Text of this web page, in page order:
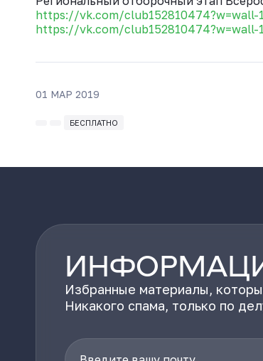
https://vk.com/club152810474?w=wall-
https://vk.com/club152810474?w=wall-
01 МАР 2019
БЕСПЛАТНО
Избранные материалы,
Никакого спама, только по